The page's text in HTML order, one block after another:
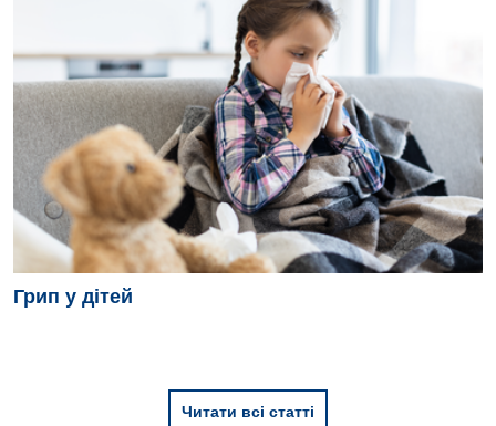
Грип у дітей
Читати всі статті